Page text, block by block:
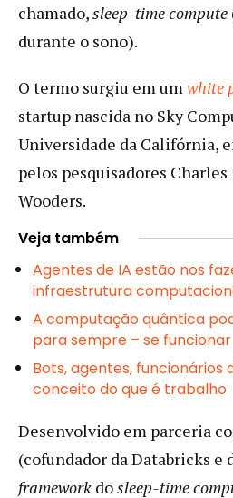
chamado,sleep-time compute
durante o sono).
O termo surgiu em umwhite
startup nascida no Sky
Universidade da Califórnia,
pelos pesquisadores Charles
Wooders.
Veja também
Agentes de IA estão nos
infraestrutura
A computação quântica
para sempre – se funcionar
Bots, agentes, funcionários
conceito do que é trabalho
Desenvolvido em parceria
(cofundador da Databricks e
framework dosleep-time